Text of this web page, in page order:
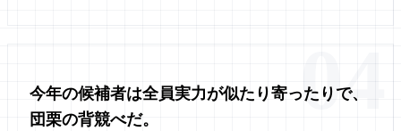
04
今年の候補者は全員実力が似たり寄ったりで、
団栗の背競べだ。